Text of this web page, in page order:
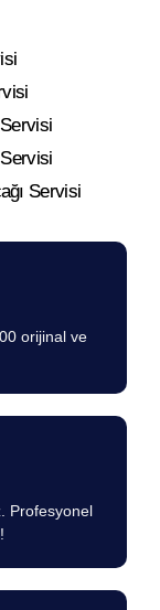
Servisi
orijinal ve
Profesyonel